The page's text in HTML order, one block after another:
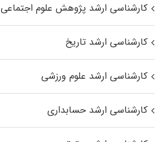
کارشناسی ارشد پژوهش علوم اجتماعی
کارشناسی ارشد تاریخ
کارشناسی ارشد علوم ورزشی
کارشناسی ارشد حسابداری